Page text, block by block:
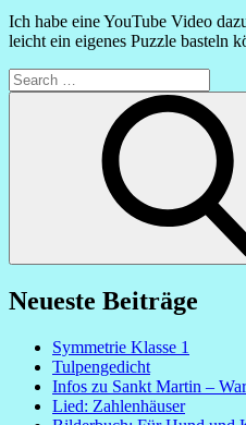
Ich habe eine YouTube Video
leicht ein eigenes Puzzle basteln
Search
for:
Neueste Beiträge
Symmetrie Klasse 1
Tulpengedicht
Infos zu Sankt Martin –
Lied: Zahlenhäuser